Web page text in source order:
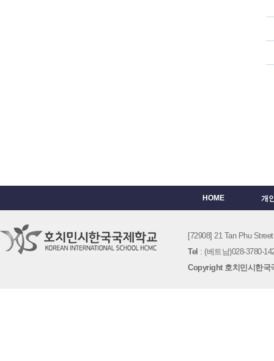
HOME 개
[72908] 21 Tan Phu
Tel : (베트남)028-3780-
Copyright 호치민시한국